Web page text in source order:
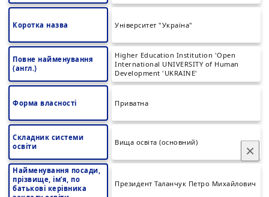
×
Коротка назва Університет "Україна"
Повне найменування
(англ.)
Higher Education Institution 'Open
International UNIVERSITY of Human
Development 'UKRAINE'
Форма власності Приватна
Складник системи
освіти
Вища освіта (основний)
Найменування посади,
прізвище, ім’я, по
батькові керівника
Президент Таланчук Петро Михайлович